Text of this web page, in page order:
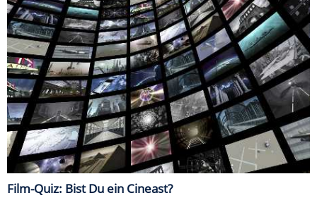
Film-Quiz: Bist Du ein Cineast?